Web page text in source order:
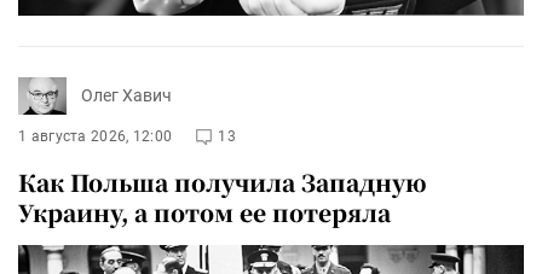
Олег Хавич
1 августа 2026, 12:00 13
Как Польша получила Западную
Украину, а потом ее потеряла